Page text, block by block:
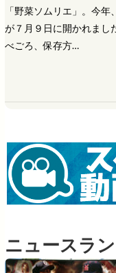
「野菜ソムリエ」。今
が７月９日に開かれまし
べごろ、保存方…
ニュースラ